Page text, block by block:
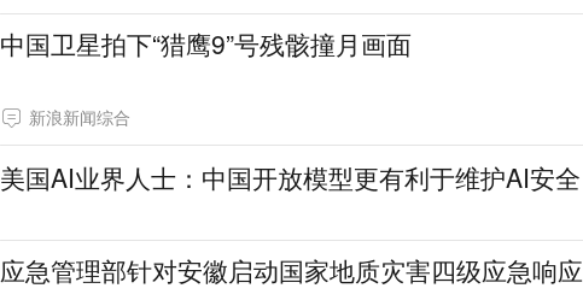
中国卫星拍下“猎鹰9”号残骸撞月画面
新浪新闻综合
美国AI业界人士：中国开放模型更有利于维护AI安全
应急管理部针对安徽启动国家地质灾害四级应急响应